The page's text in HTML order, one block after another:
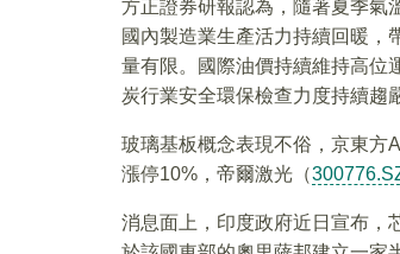
方正證券研報認為，隨著夏季氣
國內製造業生產活力持續回暖，
量有限。國際油價持續維持高位
炭行業安全環保檢查力度持續趨
玻璃基板概念表現不俗，京東方
漲停10%，帝爾激光（
消息面上，印度政府近日宣布，